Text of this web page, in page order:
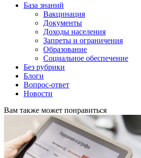
База знаний
Вакцинация
Документы
Доходы населения
Запреты и ограничения
Образование
Социальное обеспечение
Без рубрики
Блоги
Вопрос-ответ
Новости
Вам также может понравиться